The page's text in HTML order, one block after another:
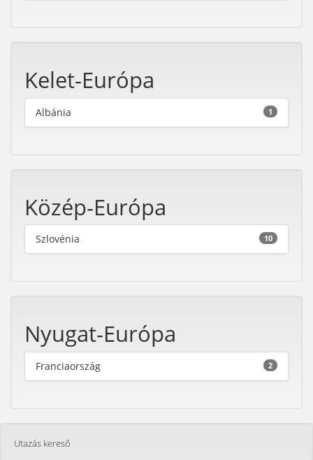
Kelet-Európa
1
Albánia
Közép-Európa
10
Szlovénia
Nyugat-Európa
2
Franciaország
Utazás kereső